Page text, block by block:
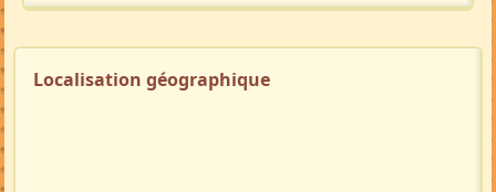
Localisation géographique